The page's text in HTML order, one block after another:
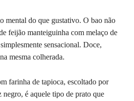
mental do que gustativo. O bao não
feijão manteiguinha com melaço de
sensacional. Doce,
mesma colherada.
farinha de tapioca, escoltado por
é aquele tipo de prato que